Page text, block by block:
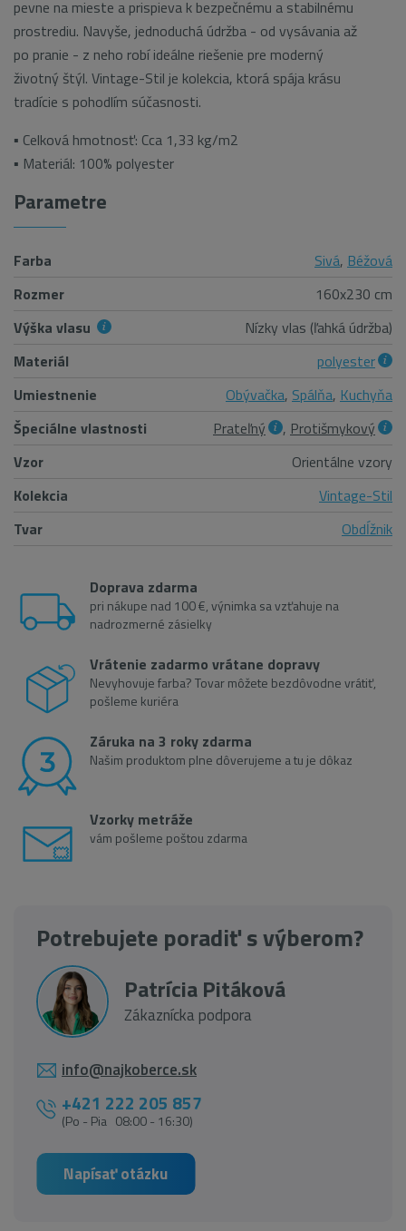
pevne na mieste a prispieva k bezpečnému a stabilnému
prostrediu. Navyše, jednoduchá údržba - od vysávania až
po pranie - z neho robí ideálne riešenie pre moderný
životný štýl. Vintage-Stil je kolekcia, ktorá spája krásu
tradície s pohodlím súčasnosti.
▪ Celková hmotnosť: Cca 1,33 kg/m2
▪ Materiál: 100% polyester
Parametre
Farba Sivá, Béžová
Rozmer
160x230 cm
Výška vlasu
Nízky vlas (ľahká údržba)
Materiál
polyester
Umiestnenie
Obývačka, Spálňa, Kuchyňa
Špeciálne vlastnosti
Prateľný , Protišmykový
Vzor
Orientálne vzory
Kolekcia
Vintage-Stil
Tvar
Obdĺžnik
Doprava zdarma
pri nákupe nad 100 €, výnimka sa vzťahuje na
nadrozmerné zásielky
Vrátenie zadarmo vrátane dopravy
Nevyhovuje farba? Tovar môžete bezdôvodne vrátiť,
pošleme kuriéra
Záruka na 3 roky zdarma
Našim produktom plne dôverujeme a tu je dôkaz
Vzorky metráže
vám pošleme poštou zdarma
Potrebujete poradiť s výberom?
Patrícia Pitáková
Zákaznícka podpora
info@najkoberce.sk
+421 222 205 857
(Po - Pia 08:00 - 16:30)
Napísať otázku